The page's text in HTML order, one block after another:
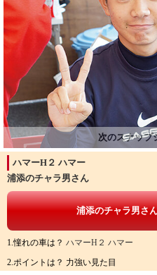
ハマーH２ ハマー
浦添のチャラ男さん
浦添のチャラ男さ
1.憧れの車は？ ハマーH２ ハマー
2.ポイントは？ 力強い見た目